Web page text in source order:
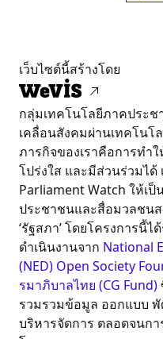
เว็บไซต์นี้สร้างโดย
กลุ่มเทคโนโลยีภาคประช
เคลื่อนสังคมผ่านเทคโนโ
ภารกิจของเราคือการทำ
โปร่งใส และมีส่วนร่วมได้
Parliament Watch ให้เ
ประชาชนและสื่อมวลชน
‘รัฐสภา’ โดยโครงการนี้
ดำเนินงานจาก National
(NED) Open Society
รมาภิบาลไทย (CG Fund)
รวมรวมข้อมูล ออกแบบ
บริหารจัดการ ตลอดจนก